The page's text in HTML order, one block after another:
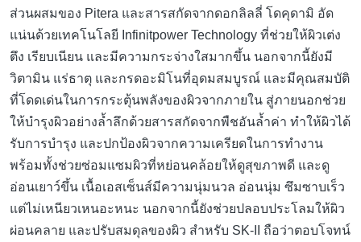
ส่วนผสมของ Pitera และสารสกัดจากดอกลิลลี่ โดคุดามิ อัด
แน่นด้วยเทคโนโลยี Infinitpower Technology ที่ช่วยให้ผิวเต่ง
ตึง เรียบเนียน และมีความกระจ่างใสมากขึ้น นอกจากนี้ยังมี
วิตามิน แร่ธาตุ และกรดอะมิโนที่อุดมสมบูรณ์ และมีคุณสมบัติ
ที่โดดเด่นในการกระตุ้นพลังของผิวจากภายใน สู่ภายนอกช่วย
ให้บำรุงผิวอย่างล้ำลึกด้วยสารสกัดจากพืชอันล้ำค่า ทำให้ผิวได้
รับการบำรุง และปกป้องผิวจากความเครียดในการทำงาน
พร้อมทั้งช่วยซ่อมแซมผิวที่หย่อนคล้อยให้ดูสุขภาพดี และดู
อ่อนเยาว์ขึ้น เนื้อเอสเซ็นส์มีความนุ่มนวล อ่อนนุ่ม ซึมซาบเร็ว
แต่ไม่เหนียวเหนอะหนะ นอกจากนี้ยังช่วยปลอบประโลมให้ผิว
ผ่อนคลาย และปรับสมดุลของผิว สำหรับ SK-II ถือว่าตอบโจทน์